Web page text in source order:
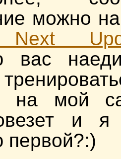
можно
Next
вас
на мой
и я
первой?:)